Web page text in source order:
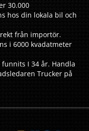
30.000
hos din lokala bil och
från importör.
i 6000 kvadatmeter
I 34 år. Handla
Trucker på